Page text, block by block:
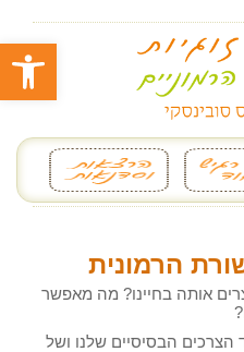
פתח
הרמונית
אותה בחיינו? מה מאפשר
הצרכים הבסיסיים שלנו ושל